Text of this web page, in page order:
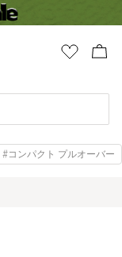
#コンパクト プルオーバー